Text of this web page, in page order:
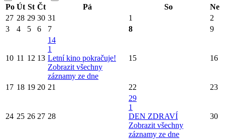
Po Út St Čt Pá So
Ne
27 28 29 30 31 1
2
3
4 5 6 7 8 9
10 11 12 13
14
1
Letní kino pokračuje!
Zobrazit všechny
záznamy ze dne
15 16
17 18 19 20 21 22 23
24 25 26 27 28
29
1
DEN ZDRAVÍ
Zobrazit všechny
záznamy ze dne
30